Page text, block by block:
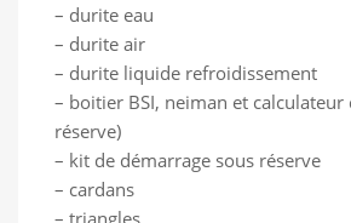
– durite eau
– durite air
– durite liquide refroidissement
– boitier BSI, neiman et calculateur
réserve)
– kit de démarrage sous réserve
– cardans
– triangles